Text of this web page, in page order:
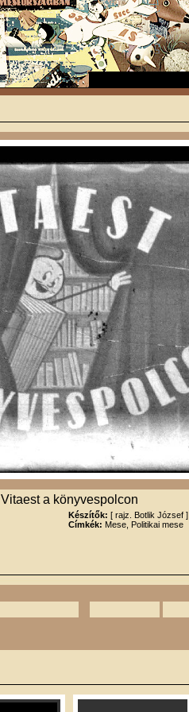
Vitaest a könyvespolcon
Készítők: [ rajz. Botlik József ]
Címkék: Mese, Politikai mese